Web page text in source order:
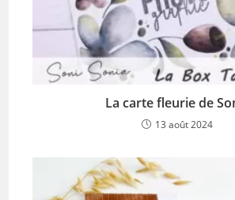
La carte fleurie de
13 août 2024